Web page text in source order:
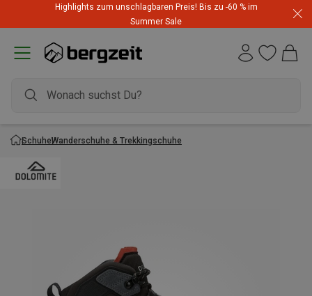
Highlights zum unschlagbaren Preis! Bis zu -60 % im
Summer Sale
SchuheWanderschuhe & Trekkingschuhe